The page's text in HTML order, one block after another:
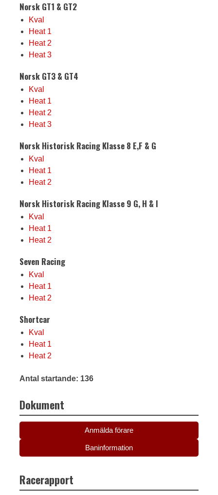
Norsk GT1 & GT2
Kval
Heat 1
Heat 2
Heat 3
Norsk GT3 & GT4
Kval
Heat 1
Heat 2
Heat 3
Norsk Historisk Racing Klasse 8 E,F & G
Kval
Heat 1
Heat 2
Norsk Historisk Racing Klasse 9 G, H & I
Kval
Heat 1
Heat 2
Seven Racing
Kval
Heat 1
Heat 2
Shortcar
Kval
Heat 1
Heat 2
Antal startande: 136
Dokument
Anmälda förare
Baninformation
Racerapport